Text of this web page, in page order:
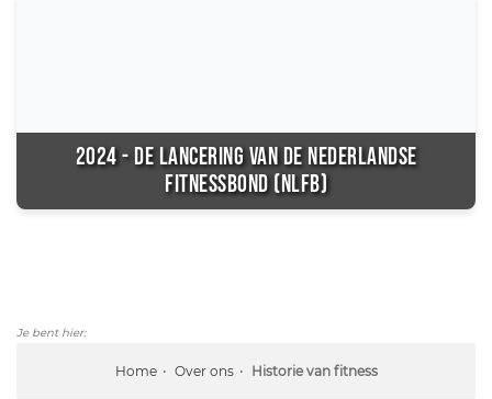
2024 - DE LANCERING VAN DE NEDERLANDSE
FITNESSBOND (NLFB)
Je bent hier:
Home Over ons Historie van fitness